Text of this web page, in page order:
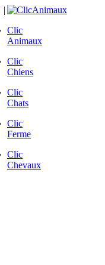
|
Clic
Animaux
Clic
Chiens
Clic
Chats
Clic
Ferme
Clic
Chevaux